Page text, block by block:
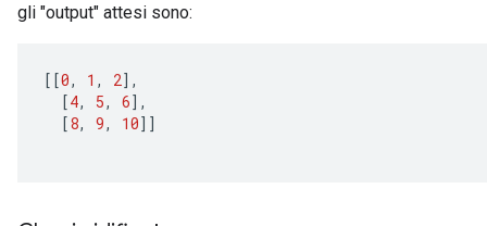
gli "output" attesi sono:
[[0, 1 , 2] ,
[4, 5, 6] ,
[8, 9, 10]]